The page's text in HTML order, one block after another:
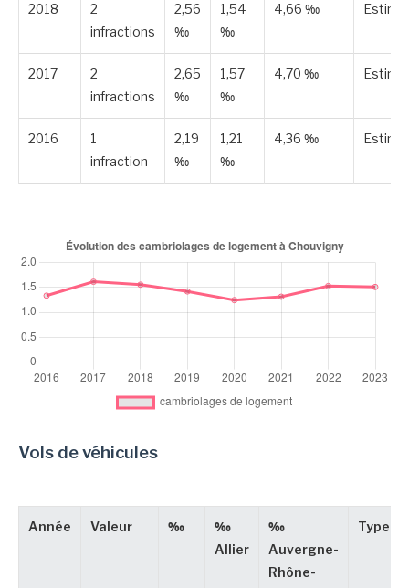
2018
2
infractions
2,56
‰
1,54
‰
4,66 ‰
2017
2
infractions
2,65
‰
1,57
‰
4,70 ‰
2016
1
infraction
2,19
‰
1,21
‰
4,36 ‰
Vols de véhicules
Année Valeur ‰
‰
Allier
‰
Auvergne-
Rhône-
Type